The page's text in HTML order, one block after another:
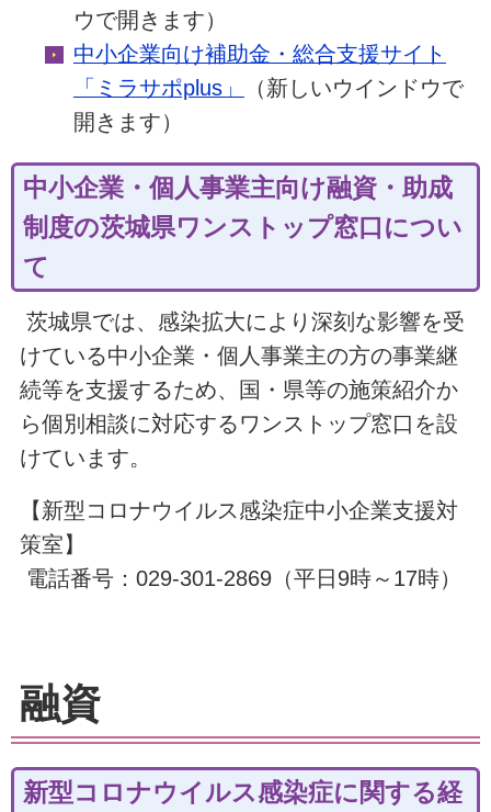
ウで開きます）
中小企業向け補助金・総合支援サイト
「ミラサポplus」
（新しいウインドウで
開きます）
中小企業・個人事業主向け融資・助成
制度の茨城県ワンストップ窓口につい
て
茨城県では、感染拡大により深刻な影響を受
けている中小企業・個人事業主の方の事業継
続等を支援するため、国・県等の施策紹介か
ら個別相談に対応するワンストップ窓口を設
けています。
【新型コロナウイルス感染症中小企業支援対
策室】
電話番号：029-301-2869（平日9時～17時）
融資
新型コロナウイルス感染症に関する経